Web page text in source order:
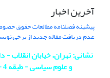
آخرین اخبار
پیشینه فصلنامه مطالعات حقوق
عدم دریافت مقاله جدید از برخی
نشانی: تهران، خیابان انقلاب
و علوم سیاسی - طبقه 4 - دفتر مجله - اتاق 413